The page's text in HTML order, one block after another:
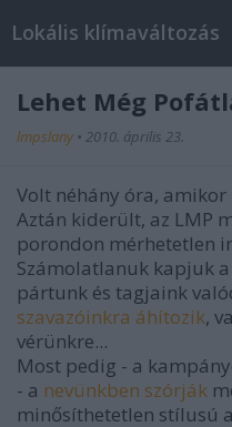
Lokális klímaváltozás
Lehet Még
lmpslany • 2010. április 23.
Volt néhány óra,
Aztán kiderült, az LMP
porondon mérhetetlen
Számolatlanuk kapjuk a
pártunk és tagjaink
szavazóinkra áhítozik,
vérünkre...
Most pedig - a
- a nevünkben szórják
minősíthetetlen stílusú